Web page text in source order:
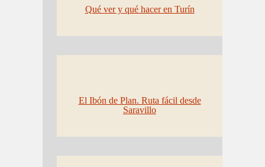
Qué ver y qué hacer en Turín
El Ibón de Plan. Ruta fácil desde
Saravillo